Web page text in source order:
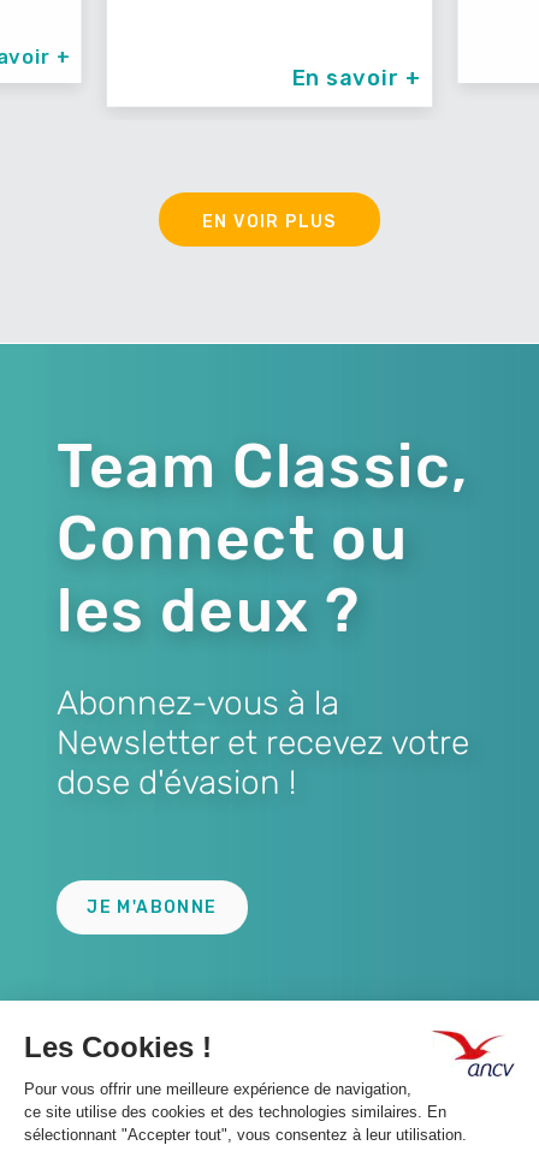
+
En savoir +
EN VOIR PLUS
Team Classic,
Connect ou
les deux ?
Abonnez-vous à la
Newsletter et recevez votre
dose d'évasion !
JE M'ABONNE